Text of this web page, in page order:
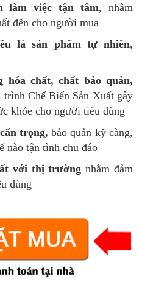
làm việc tận tâm, nhằm
đến cho người mua
là sản phẩm tự nhiên,
hóa chất, chất bảo quản,
Chế Biến Sản Xuất gây
khỏe cho người tiêu dùng
trọng, bảo quản kỹ càng,
nào tận tình chu đáo
với thị trường nhằm đảm
dùng